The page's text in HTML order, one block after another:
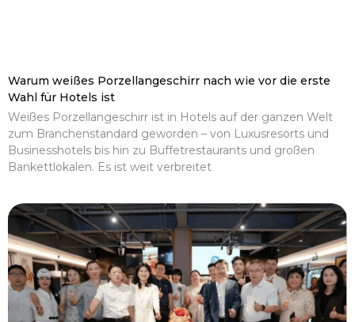
Warum weißes Porzellangeschirr nach wie vor die erste
Wahl für Hotels ist
Weißes Porzellangeschirr ist in Hotels auf der ganzen Welt
zum Branchenstandard geworden – von Luxusresorts und
Businesshotels bis hin zu Buffetrestaurants und großen
Bankettlokalen. Es ist weit verbreitet